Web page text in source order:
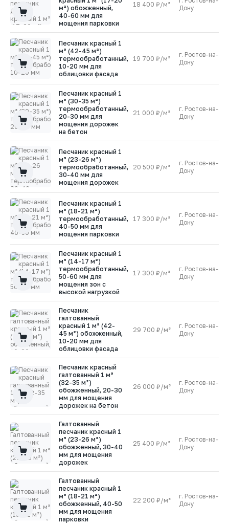
м²) обожженный,
40-60 мм для
мощения парковки
18 400 ₽/м³
Дону
Песчаник красный 1
м³ (42-45 м²)
термообработанный,
10-20 мм для
облицовки фасада
19 700 ₽/м³
г. Ростов-на-
Дону
Песчаник красный 1
м³ (30-35 м²)
термообработанный,
20-30 мм для
мощения дорожек
на бетон
21 000 ₽/м³
г. Ростов-на-
Дону
Песчаник красный 1
м³ (23-26 м²)
термообработанный,
30-40 мм для
мощения дорожек
20 500 ₽/м³
г. Ростов-на-
Дону
Песчаник красный 1
м³ (18-21 м²)
термообработанный,
40-50 мм для
мощения парковки
17 300 ₽/м³
г. Ростов-на-
Дону
Песчаник красный 1
м³ (14-17 м²)
термообработанный,
50-60 мм для
мощения зон с
высокой нагрузкой
17 300 ₽/м³
г. Ростов-на-
Дону
Песчаник
галтованный
красный 1 м³ (42-
45 м²) обожженный,
10-20 мм для
облицовки фасада
29 700 ₽/м³
г. Ростов-на-
Дону
Песчаник красный
галтованный 1 м³
(32-35 м²)
обожженный, 20-30
мм для мощения
дорожек на бетон
26 000 ₽/м³
г. Ростов-на-
Дону
Галтованный
песчаник красный 1
м³ (23-26 м²)
обожженный, 30-40
мм для мощения
дорожек
25 400 ₽/м³
г. Ростов-на-
Дону
Галтованный
песчаник красный 1
м³ (18-21 м²)
обожженный, 40-50
мм для мощения
парковки
22 200 ₽/м³
г. Ростов-на-
Дону